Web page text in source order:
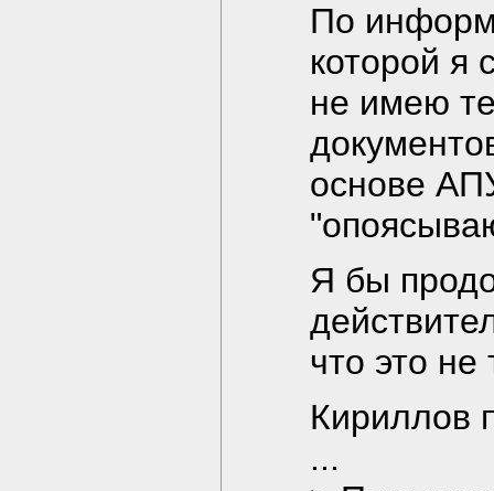
По
которой я
не имею
основе
Я бы
что это не
Кириллов
...